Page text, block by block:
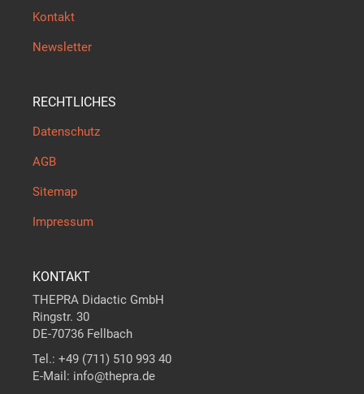
Kontakt
Newsletter
RECHTLICHES
Datenschutz
AGB
Sitemap
Impressum
KONTAKT
THEPRA Didactic GmbH
Ringstr. 30
DE-70736 Fellbach
Tel.: +49 (711) 510 993 40
E-Mail: info@thepra.de